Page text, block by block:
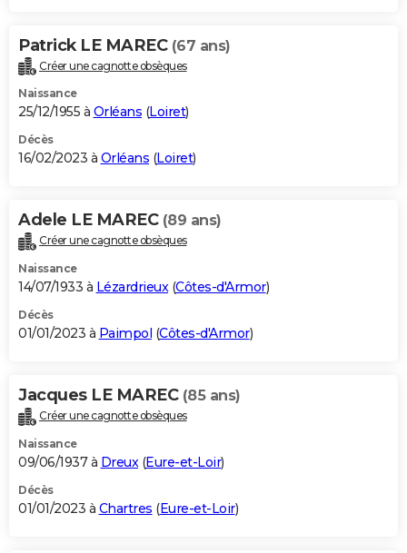
Patrick LE MAREC (67 ans)
Créer une cagnotte obsèques
Naissance
25/12/1955 à Orléans (Loiret)
Décès
16/02/2023 à Orléans (Loiret)
Adele LE MAREC (89 ans)
Créer une cagnotte obsèques
Naissance
14/07/1933 à Lézardrieux(Côtes-d'Armor)
Décès
01/01/2023 à Paimpol (Côtes-d'Armor)
Jacques LE MAREC (85 ans)
Créer une cagnotte obsèques
Naissance
09/06/1937 à Dreux(Eure-et-Loir)
Décès
01/01/2023 à Chartres (Eure-et-Loir)